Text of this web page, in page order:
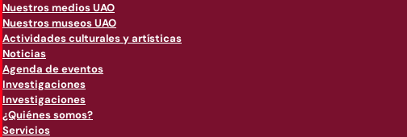
Nuestros medios UAO
Nuestros museos UAO
Actividades culturales y artísticas
Noticias
Agenda de eventos
Investigaciones
Investigaciones
¿Quiénes somos?
Servicios